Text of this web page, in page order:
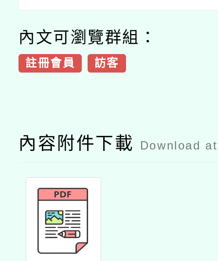
內文可瀏覽群組：
註冊會員 訪客
內容附件下載 Download